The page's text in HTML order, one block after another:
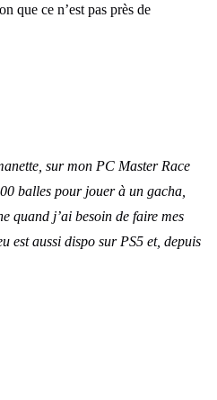
que ce n’est pas près de
sur mon PC Master Race
balles pour jouer à un gacha,
quand j’ai besoin de faire mes
est aussi dispo sur PS5 et, depuis